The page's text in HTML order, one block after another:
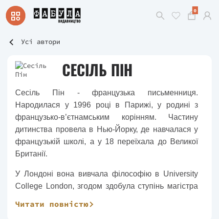
0
Усі автори
СЕСІЛЬ ПІН
Сесіль Пін - французька письменниця.
Народилася у 1996 році в Парижі, у родині з
французько-в’єтнамським корінням. Частину
дитинства провела в Нью-Йорку, де навчалася у
французькій школі, а у 18 переїхала до Великої
Британії.
У Лондоні вона вивчала філософію в University
College London, згодом здобула ступінь магістра
Читати повністю